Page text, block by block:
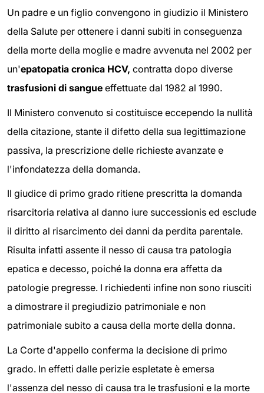
Un padre e un figlio convengono in giudizio il Ministero
della Salute per ottenere i danni subiti in conseguenza
della morte della moglie e madre avvenuta nel 2002 per
un'epatopatia cronica HCV, contratta dopo diverse
trasfusioni di sangue effettuate dal 1982 al 1990.
Il Ministero convenuto si costituisce eccependo la nullità
della citazione, stante il difetto della sua legittimazione
passiva, la prescrizione delle richieste avanzate e
l'infondatezza della domanda.
Il giudice di primo grado ritiene prescritta la domanda
risarcitoria relativa al danno iure successionis ed esclude
il diritto al risarcimento dei danni da perdita parentale.
Risulta infatti assente il nesso di causa tra patologia
epatica e decesso, poiché la donna era affetta da
patologie pregresse. I richiedenti infine non sono riusciti
a dimostrare il pregiudizio patrimoniale e non
patrimoniale subito a causa della morte della donna.
La Corte d'appello conferma la decisione di primo
grado. In effetti dalle perizie espletate è emersa
l'assenza del nesso di causa tra le trasfusioni e la morte